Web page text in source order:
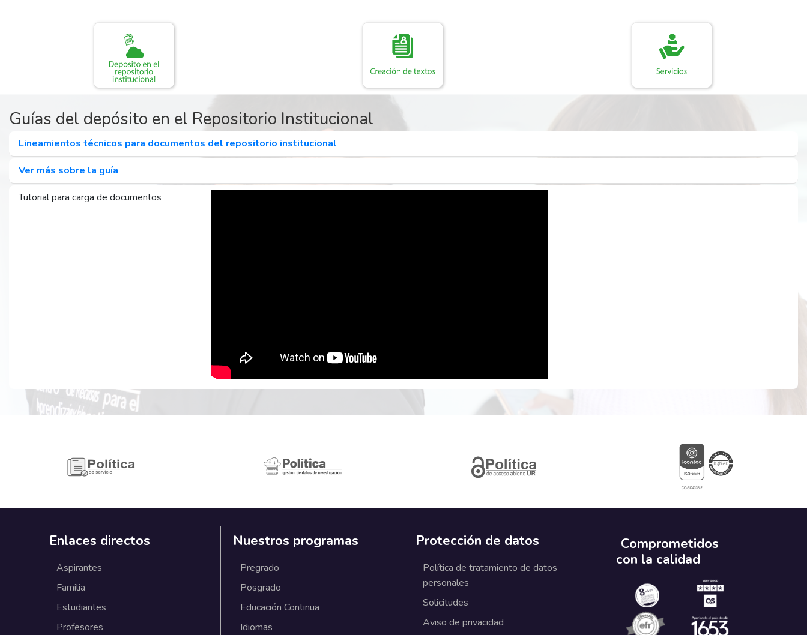
Guías del depósito en el Repositorio Institucional
Lineamientos técnicos para documentos del repositorio institucional
Ver más sobre la guía
Tutorial para carga de documentos
Enlaces directos
Aspirantes
Familia
Estudiantes
Profesores
Nuestros programas
Pregrado
Posgrado
Educación Continua
Idiomas
Protección de datos
Política de tratamiento de datos
personales
Solicitudes
Aviso de privacidad
Comprometidos
con la calidad